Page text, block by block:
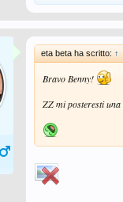
eta beta ha scritto: ↑
Bravo Benny!
ZZ mi posteresti